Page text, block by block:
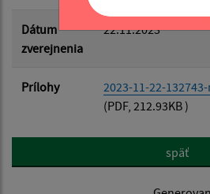
Dátum
zverejnenia
22.11.2023
Prílohy
2023-11-22-
(PDF, 212.93KB )
späť